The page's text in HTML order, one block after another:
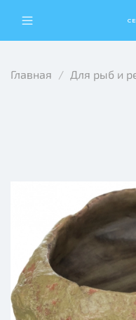
Главная Для рыб и